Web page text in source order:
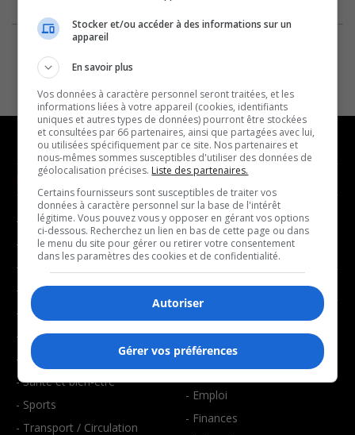
NOUVELLES
- Affaires municipales
- Communauté / Social
- Culture
- Économie
- Éducation
- Environnement
- Faits divers
- Santé et bien-être
- Sports
- Transport / Circulation
MUSIQUE
- Décompte franco
- Joué récemment
BALADOS
- Art de vivre
- Bien-être
- Emploi
- Finances
Stocker et/ou accéder à des informations sur un
appareil
En savoir plus
Vos données à caractère personnel seront traitées, et les
informations liées à votre appareil (cookies, identifiants
uniques et autres types de données) pourront être stockées
et consultées par 66 partenaires, ainsi que partagées avec lui,
ou utilisées spécifiquement par ce site. Nos partenaires et
nous-mêmes sommes susceptibles d'utiliser des données de
géolocalisation précises. Liste des partenaires.
Certains fournisseurs sont susceptibles de traiter vos
données à caractère personnel sur la base de l'intérêt
légitime. Vous pouvez vous y opposer en gérant vos options
ci-dessous. Recherchez un lien en bas de cette page ou dans
le menu du site pour gérer ou retirer votre consentement
dans les paramètres des cookies et de confidentialité.
Autoriser
Gérer vos préférences